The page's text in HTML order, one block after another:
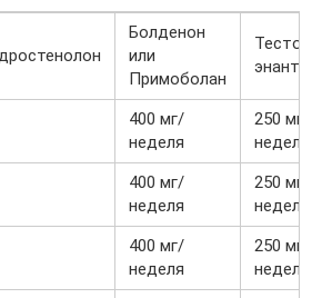
Болденон
или
Примоболан
энантат
400 мг/
неделя
250 мг/
неделя
400 мг/
неделя
250 мг/
неделя
400 мг/
неделя
250 мг/
неделя